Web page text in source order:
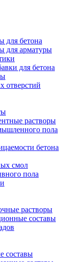
для бетона
для арматуры
для бетона
отверстий
растворы
пола
бетона
смол
пола
растворы
составы
составы